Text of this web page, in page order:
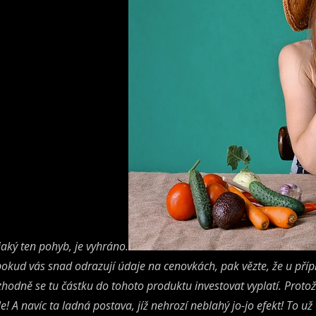
ten pohyb, je vyhráno.
vás snad odrazují údaje na cenovkách, pak vězte, že u
se tu částku do tohoto produktu investovat vyplatí.
A navíc ta ladná postava, jíž nehrozí neblahý jo-jo efekt! To